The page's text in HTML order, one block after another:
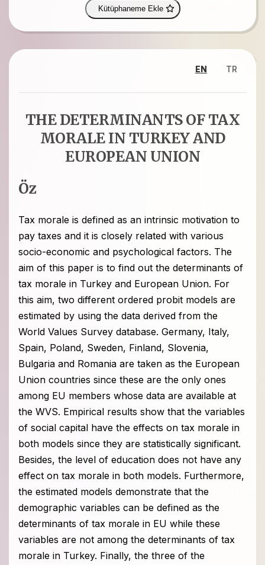
Kütüphaneme Ekle
EN TR
THE DETERMINANTS OF TAX
MORALE IN TURKEY AND
EUROPEAN UNION
Öz
Tax morale is defined as an intrinsic motivation to
pay taxes and it is closely related with various
socio-economic and psychological factors. The
aim of this paper is to find out the determinants of
tax morale in Turkey and European Union. For
this aim, two different ordered probit models are
estimated by using the data derived from the
World Values Survey database. Germany, Italy,
Spain, Poland, Sweden, Finland, Slovenia,
Bulgaria and Romania are taken as the European
Union countries since these are the only ones
among EU members whose data are available at
the WVS. Empirical results show that the variables
of social capital have the effects on tax morale in
both models since they are statistically significant.
Besides, the level of education does not have any
effect on tax morale in both models. Furthermore,
the estimated models demonstrate that the
demographic variables can be defined as the
determinants of tax morale in EU while these
variables are not among the determinants of tax
morale in Turkey. Finally, the three of the